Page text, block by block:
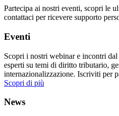
Partecipa ai nostri eventi, scopri le
contattaci per ricevere supporto
Eventi
Scopri i nostri webinar e incontri
esperti su temi di diritto tributario,
internazionalizzazione. Iscriviti per
Scopri di più
News